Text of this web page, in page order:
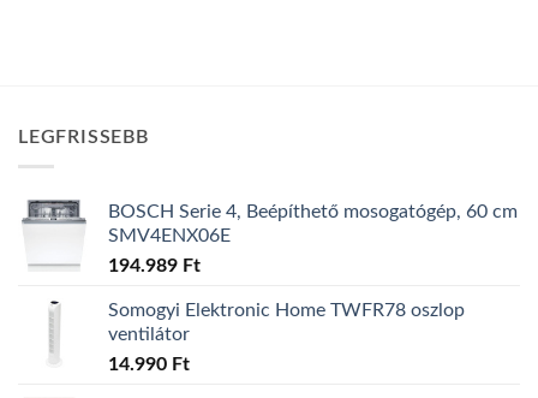
LEGFRISSEBB
BOSCH Serie 4, Beépíthető mosogatógép, 60 cm
SMV4ENX06E
194.989 Ft
Somogyi Elektronic Home TWFR78 oszlop
ventilátor
14.990 Ft